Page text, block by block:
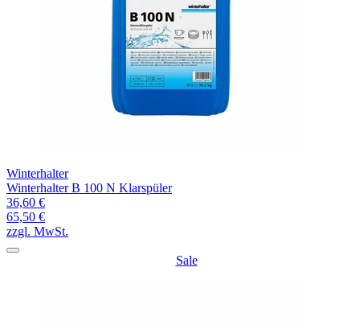
Winterhalter
Winterhalter B 100 N Klarspüler
36,60 €
65,50 €
zzgl. MwSt.
Sale